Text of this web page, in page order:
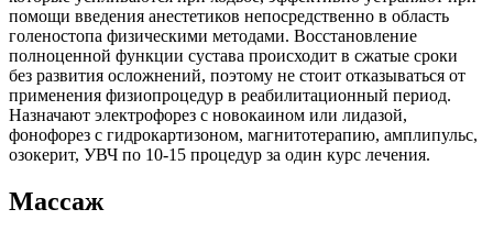
помощи введения анестетиков непосредственно в область
голеностопа физическими методами. Восстановление
полноценной функции сустава происходит в сжатые сроки
без развития осложнений, поэтому не стоит отказываться от
применения физиопроцедур в реабилитационный период.
Назначают электрофорез с новокаином или лидазой,
фонофорез с гидрокартизоном, магнитотерапию, амплипульс,
озокерит, УВЧ по 10-15 процедур за один курс лечения.
Массаж